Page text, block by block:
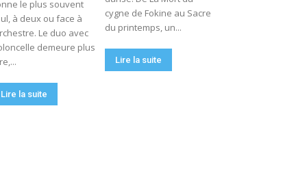
le plus souvent
à deux ou face à
Le duo avec
demeure plus
Lire la suite
cygne de Fokine au Sacre
du printemps, un...
Lire la suite